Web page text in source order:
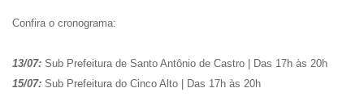
Confira o cronograma:
13/07: Sub Prefeitura de Santo Antônio de Castro | Das 17h às 20h
15/07: Sub Prefeitura do Cinco Alto | Das 17h às 20h